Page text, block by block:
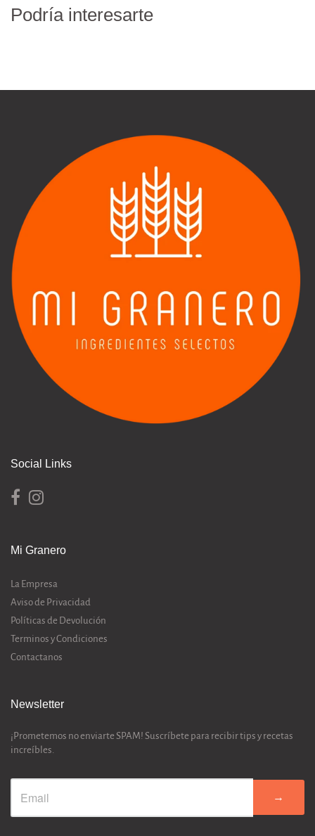
Podría interesarte
Social Links
Mi Granero
La Empresa
Aviso de Privacidad
Políticas de Devolución
Terminos y Condiciones
Contactanos
Newsletter
¡Prometemos no enviarte SPAM! Suscríbete para recibir tips y recetas
increíbles.
→